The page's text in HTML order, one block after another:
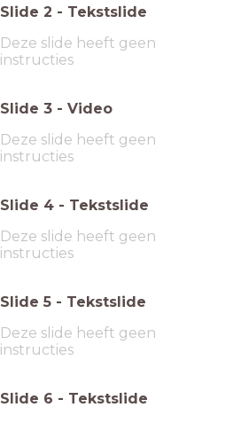
Slide 2 - Tekstslide
Deze slide heeft geen
instructies
Slide 3 - Video
Deze slide heeft geen
instructies
Slide 4 - Tekstslide
Deze slide heeft geen
instructies
Slide 5 - Tekstslide
Deze slide heeft geen
instructies
Slide 6 - Tekstslide